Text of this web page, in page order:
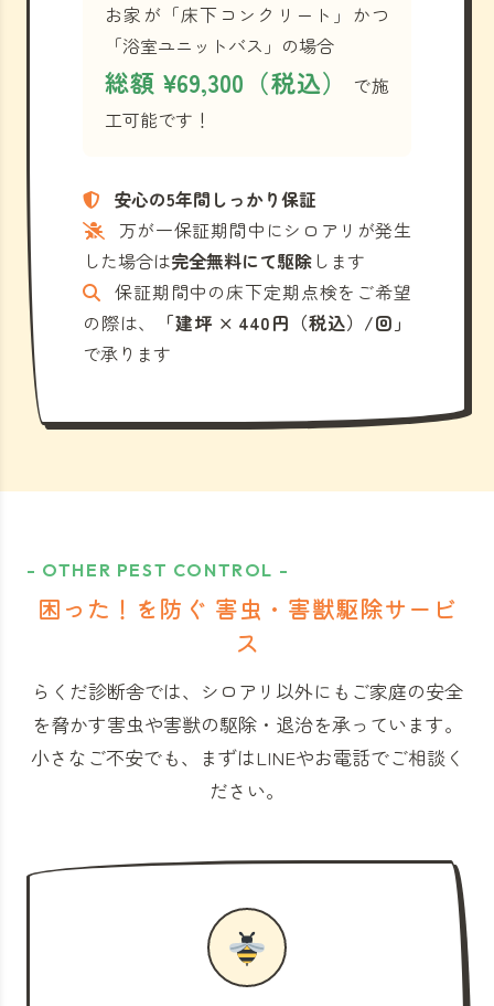
お家が「床下コンクリート」かつ
「浴室ユニットバス」の場合
総額 ¥69,300（税込）
で施
工可能です！
安心の5年間しっかり保証
万が一保証期間中にシロアリが発生
した場合は完全無料にて駆除 します
保証期間中の床下定期点検をご希望
の際は、
「建坪 × 440円（税込）/回」
で承ります
- OTHER PEST CONTROL -
困った！を防ぐ 害虫・害獣駆除サービ
ス
らくだ診断舎では、シロアリ以外にもご家庭の安全
を脅かす害虫や害獣の駆除・退治を承っています。
小さなご不安でも、まずはLINEやお電話でご相談く
ださい。